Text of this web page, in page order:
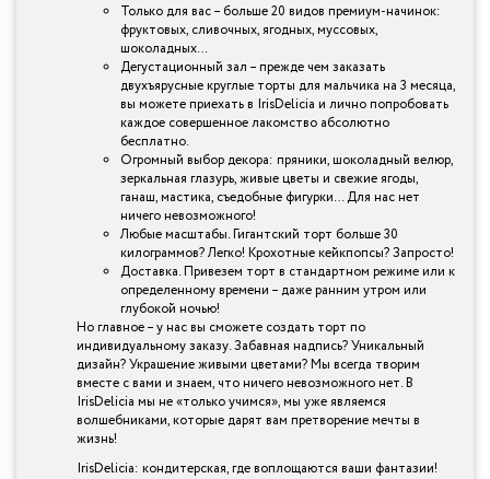
Только для вас – больше 20 видов премиум-начинок:
фруктовых, сливочных, ягодных, муссовых,
шоколадных…
Дегустационный зал – прежде чем заказать
двухъярусные круглые торты для мальчика на 3 месяца,
вы можете приехать в IrisDelicia и лично попробовать
каждое совершенное лакомство абсолютно
бесплатно.
Огромный выбор декора: пряники, шоколадный велюр,
зеркальная глазурь, живые цветы и свежие ягоды,
ганаш, мастика, съедобные фигурки… Для нас нет
ничего невозможного!
Любые масштабы. Гигантский торт больше 30
килограммов? Легко! Крохотные кейкпопсы? Запросто!
Доставка. Привезем торт в стандартном режиме или к
определенному времени – даже ранним утром или
глубокой ночью!
Но главное – у нас вы сможете создать торт по
индивидуальному заказу. Забавная надпись? Уникальный
дизайн? Украшение живыми цветами? Мы всегда творим
вместе с вами и знаем, что ничего невозможного нет. В
IrisDelicia мы не «только учимся», мы уже являемся
волшебниками, которые дарят вам претворение мечты в
жизнь!
IrisDelicia: кондитерская, где воплощаются ваши фантазии!